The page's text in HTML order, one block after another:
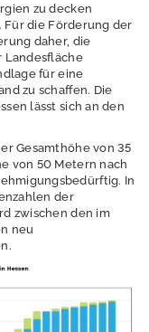
zu decken
Für die Förderung der
daher, die
Landesfläche
für eine
zu schaffen. Die
lässt sich an den
Gesamthöhe von 35
von 50 Metern nach
In
der
zwischen den im
neu